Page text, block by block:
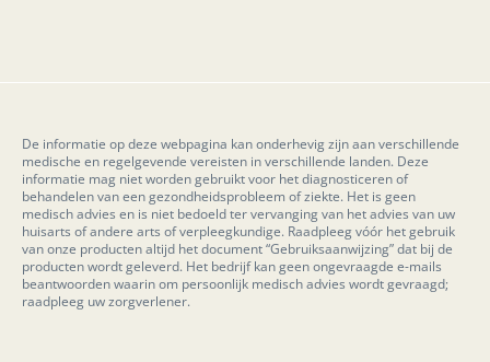
De informatie op deze webpagina kan onderhevig zijn aan verschillende
medische en regelgevende vereisten in verschillende landen. Deze
informatie mag niet worden gebruikt voor het diagnosticeren of
behandelen van een gezondheidsprobleem of ziekte. Het is geen
medisch advies en is niet bedoeld ter vervanging van het advies van uw
huisarts of andere arts of verpleegkundige. Raadpleeg vóór het gebruik
van onze producten altijd het document “Gebruiksaanwijzing” dat bij de
producten wordt geleverd. Het bedrijf kan geen ongevraagde e-mails
beantwoorden waarin om persoonlijk medisch advies wordt gevraagd;
raadpleeg uw zorgverlener.